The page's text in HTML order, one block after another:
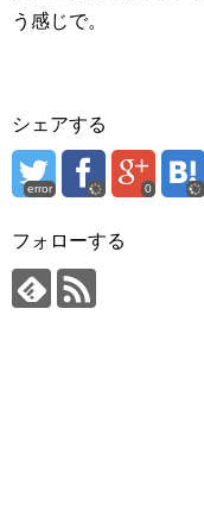
う感じで。
シェアする
error 0
フォローする